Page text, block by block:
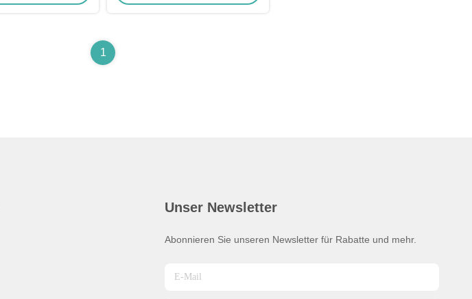
1
Unser Newsletter
Abonnieren Sie unseren Newsletter für Rabatte und mehr.